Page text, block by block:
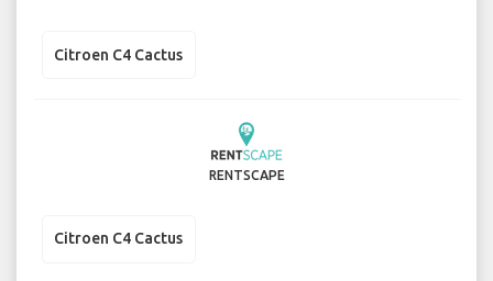
Citroen C4 Cactus
RENTSCAPE
Citroen C4 Cactus